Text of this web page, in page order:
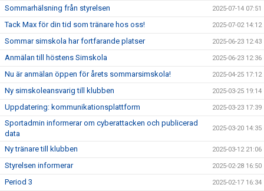
Sommarhälsning från styrelsen 2025-07-14 07:51
Tack Max för din tid som tränare hos oss! 2025-07-02 14:12
Sommar simskola har fortfarande platser 2025-06-23 12:43
Anmälan till höstens Simskola 2025-06-23 12:36
Nu är anmälan öppen för årets sommarsimskola! 2025-04-25 17:12
Ny simskoleansvarig till klubben 2025-03-25 19:14
Uppdatering: kommunikationsplattform 2025-03-23 17:39
Sportadmin informerar om cyberattacken och publicerad
data
2025-03-20 14:35
Ny tränare till klubben 2025-03-12 21:06
Styrelsen informerar 2025-02-28 16:50
Period 3 2025-02-17 16:34